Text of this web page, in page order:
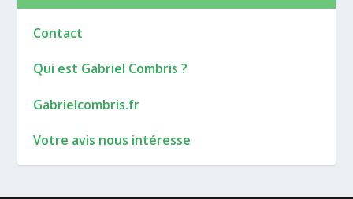
Contact
Qui est Gabriel Combris ?
Gabrielcombris.fr
Votre avis nous intéresse